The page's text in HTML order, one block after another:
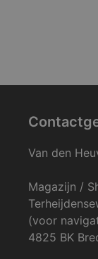
Van den
Magazijn /
(voor
4825 BK